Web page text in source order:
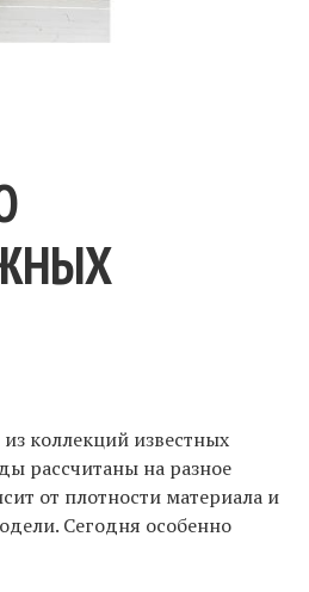
коллекций известных
рассчитаны на разное
от плотности материала и
Сегодня особенно